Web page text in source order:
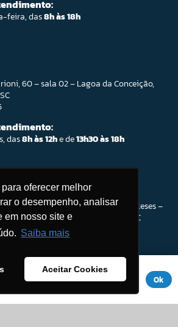
oferecer melhor
o desempenho, analisar
em nosso site e
Saiba mais
Aceitar Cookies
feira, das8h às 18h
60 – sala 02 – Lagoa da Conceição,
das8h às 12he de13h30 às 18h
Parceiro SEBRAE
Soares, 56 – Open Shopping Ingleses –
do Rio Vermelho, Florianópolis – SC
feira, dassua experiência. Se você
você concorda com ele.Aviso de
Ok